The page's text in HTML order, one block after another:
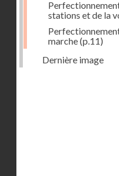
stations et de la
marche(p.11)
Dernière image